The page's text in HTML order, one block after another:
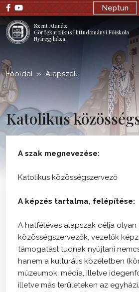
; Neptun
Szent Atanáz
Görögkatolikus Hittudományi Főiskola
Nyíregyháza
Főoldal Alapszak
Katolikus
A szak megnevezése:
Katolikus közösségszervező
A képzés tartalma, felépítése:
A hatféléves alapszak célja
közösségszervezők, vezetők
támogatást tudnak nyújtani
hanem a kulturális közéletben
múzeumok, média, illetve
illetve más területeken az